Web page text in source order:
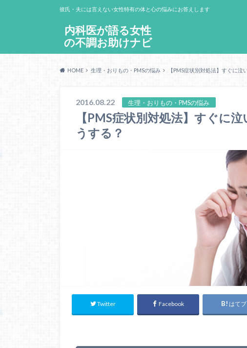
内科医が語る女性
の不調お助けナビ
彼氏・夫には言えない女性特有の体と心の悩みにお答えします
HOME 生理・おりもの・PMSの悩み 【PMS症状別対処法】すぐに
2016.08.22 生理・おりもの・PMSの悩み
【PMS症状別対処法】すぐに
うする？
Twitter Facebook はてブ